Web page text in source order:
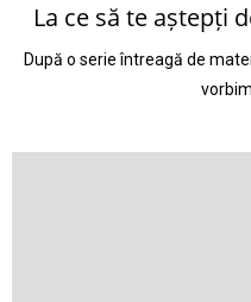
La ce să te aștepți
După o serie întreagă de